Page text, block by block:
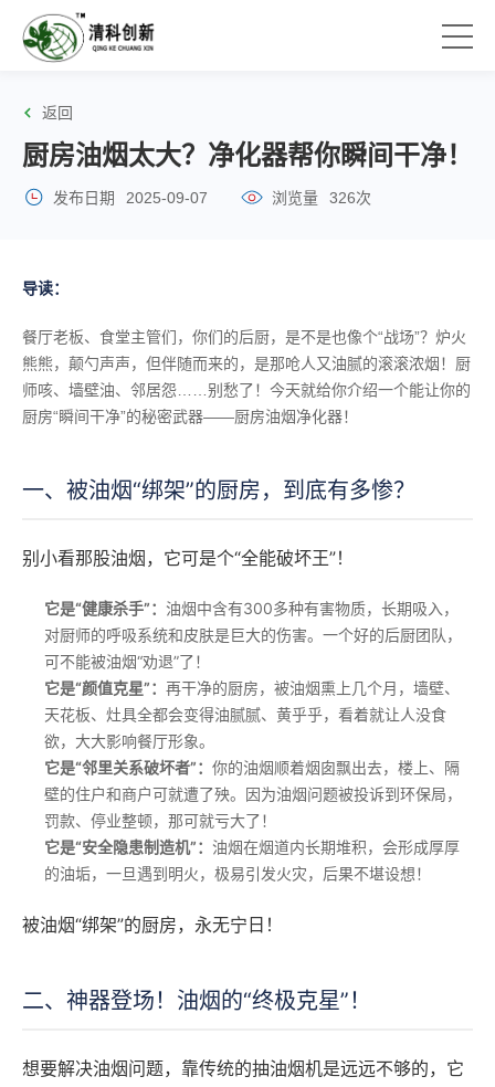
返回
厨房油烟太大？净化器帮你瞬间干净！
发布日期 2025-09-07 浏览量 326次
导读：
餐厅老板、食堂主管们，你们的后厨，是不是也像个“战场”？炉火
熊熊，颠勺声声，但伴随而来的，是那呛人又油腻的滚滚浓烟！厨
师咳、墙壁油、邻居怨……别愁了！今天就给你介绍一个能让你的
厨房“瞬间干净”的秘密武器——厨房油烟净化器！
一、被油烟“绑架”的厨房，到底有多惨？
别小看那股油烟，它可是个“全能破坏王”！
它是“健康杀手”： 油烟中含有300多种有害物质，长期吸入，
对厨师的呼吸系统和皮肤是巨大的伤害。一个好的后厨团队，
可不能被油烟“劝退”了！
它是“颜值克星”： 再干净的厨房，被油烟熏上几个月，墙壁、
天花板、灶具全都会变得油腻腻、黄乎乎，看着就让人没食
欲，大大影响餐厅形象。
它是“邻里关系破坏者”： 你的油烟顺着烟囱飘出去，楼上、隔
壁的住户和商户可就遭了殃。因为油烟问题被投诉到环保局，
罚款、停业整顿，那可就亏大了！
它是“安全隐患制造机”： 油烟在烟道内长期堆积，会形成厚厚
的油垢，一旦遇到明火，极易引发火灾，后果不堪设想！
被油烟“绑架”的厨房，永无宁日！
二、神器登场！油烟的“终极克星”！
想要解决油烟问题，靠传统的抽油烟机是远远不够的，它